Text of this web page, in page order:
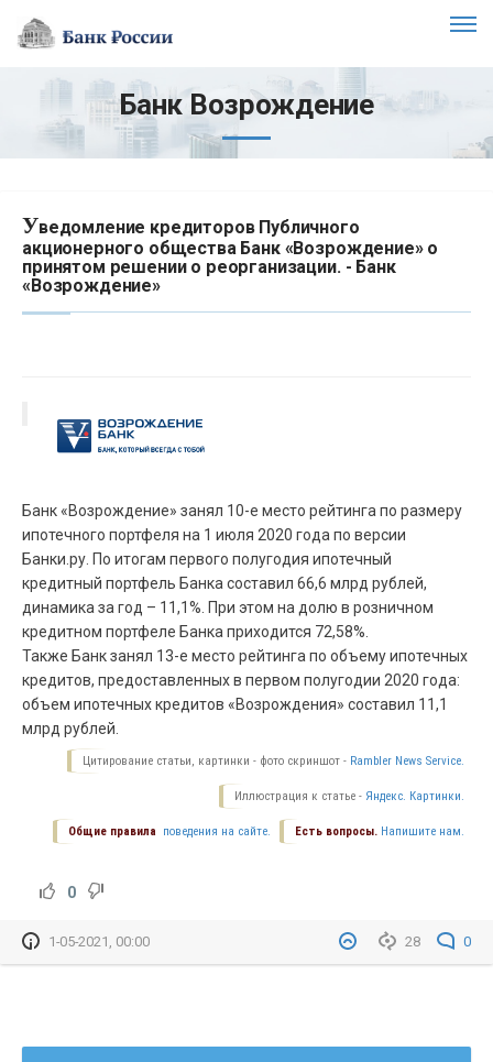
Банк Возрождение
Уведомление кредиторов Публичного
акционерного общества Банк «Возрождение» о
принятом решении о реорганизации. - Банк
«Возрождение»
Банк «Возрождение» занял 10-е место рейтинга по размеру
ипотечного портфеля на 1 июля 2020 года по версии
Банки.ру. По итогам первого полугодия ипотечный
кредитный портфель Банка составил 66,6 млрд рублей,
динамика за год – 11,1%. При этом на долю в розничном
кредитном портфеле Банка приходится 72,58%.
Также Банк занял 13-е место рейтинга по объему ипотечных
кредитов, предоставленных в первом полугодии 2020 года:
объем ипотечных кредитов «Возрождения» составил 11,1
млрд рублей.
Цитирование статьи, картинки - фото скриншот - Rambler News Service.
Иллюстрация к статье - Яндекс. Картинки.
Есть вопросы. Напишите нам.
Общие правила поведения на сайте.
0
28 0
1-05-2021, 00:00